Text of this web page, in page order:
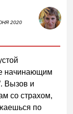
2020
начинающим
Вызов и
со страхом,
по